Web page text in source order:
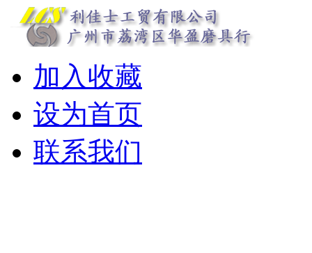
加入收藏
设为首页
联系我们